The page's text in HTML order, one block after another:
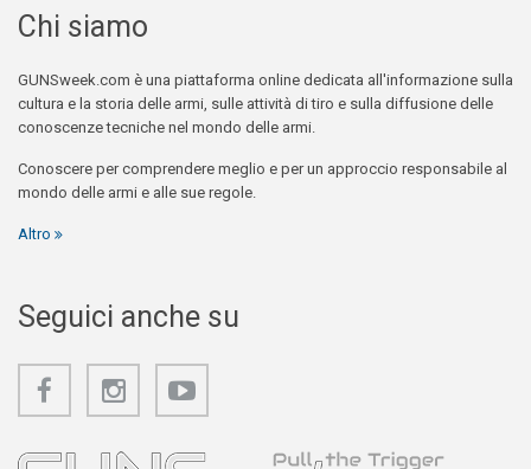
Chi siamo
GUNSweek.com è una piattaforma online dedicata all'informazione sulla
cultura e la storia delle armi, sulle attività di tiro e sulla diffusione delle
conoscenze tecniche nel mondo delle armi.
Conoscere per comprendere meglio e per un approccio responsabile al
mondo delle armi e alle sue regole.
Altro
Seguici anche su